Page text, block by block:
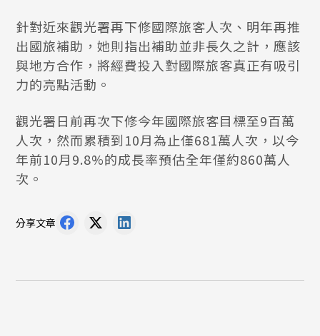
針對近來觀光署再下修國際旅客人次、明年再推
出國旅補助，她則指出補助並非長久之計，應該
與地方合作，將經費投入對國際旅客真正有吸引
力的亮點活動。
觀光署日前再次下修今年國際旅客目標至9百萬
人次，然而累積到10月為止僅681萬人次，以今
年前10月9.8%的成長率預估全年僅約860萬人
次。
分享文章